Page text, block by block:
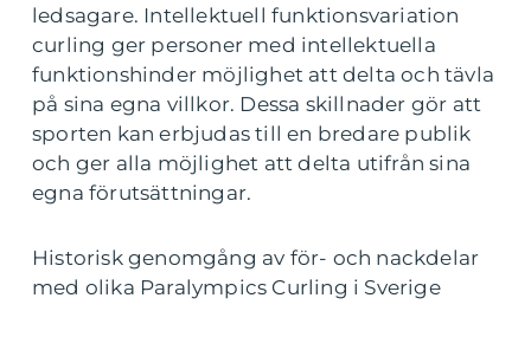
ledsagare. Intellektuell funktionsvariation
curling ger personer med intellektuella
funktionshinder möjlighet att delta och tävla
på sina egna villkor. Dessa skillnader gör att
sporten kan erbjudas till en bredare publik
och ger alla möjlighet att delta utifrån sina
egna förutsättningar.
Historisk genomgång av för- och nackdelar
med olika Paralympics Curling i Sverige